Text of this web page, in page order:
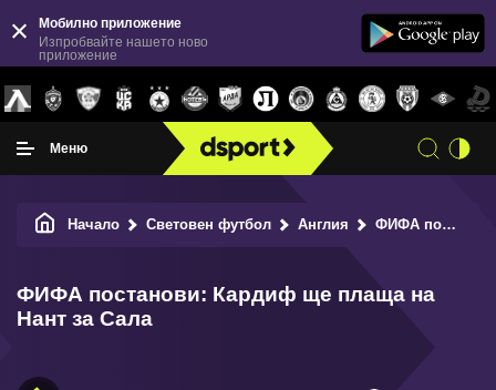
Мобилно приложение
Изпробвайте нашето ново
приложение
Меню
Начало Световен футбол Англия ФИФА постанови: Кардиф ще плаща на Нант за Сала
ФИФА постанови: Кардиф ще плаща на
Нант за Сала